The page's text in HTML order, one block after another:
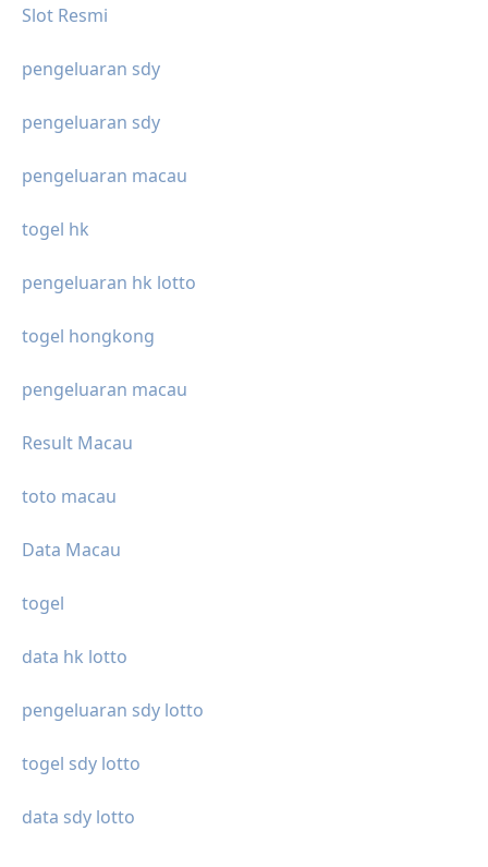
Slot Resmi
pengeluaran sdy
pengeluaran sdy
pengeluaran macau
togel hk
pengeluaran hk lotto
togel hongkong
pengeluaran macau
Result Macau
toto macau
Data Macau
togel
data hk lotto
pengeluaran sdy lotto
togel sdy lotto
data sdy lotto